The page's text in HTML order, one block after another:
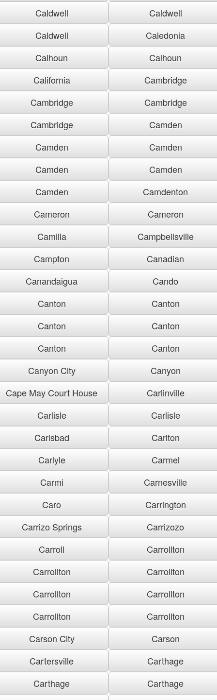
Caldwell
Caldwell
Caldwell
Caledonia
Calhoun
Calhoun
California
Cambridge
Cambridge
Cambridge
Cambridge
Camden
Camden
Camden
Camden
Camden
Camden
Camdenton
Cameron
Cameron
Camilla
Campbellsville
Campton
Canadian
Canandaigua
Cando
Canton
Canton
Canton
Canton
Canton
Canton
Canyon City
Canyon
Cape May Court House
Carlinville
Carlisle
Carlisle
Carlsbad
Carlton
Carlyle
Carmel
Carmi
Carnesville
Caro
Carrington
Carrizo Springs
Carrizozo
Carroll
Carrollton
Carrollton
Carrollton
Carrollton
Carrollton
Carrollton
Carrollton
Carson City
Carson
Cartersville
Carthage
Carthage
Carthage